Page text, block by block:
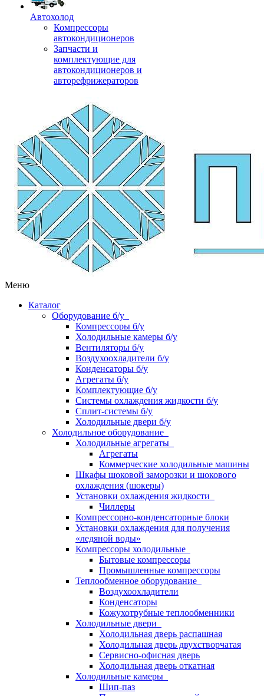
Автохолод
Компрессоры
автокондиционеров
Запчасти и
комплектующие для
автокондиционеров и
авторефрижераторов
Меню
Каталог
Оборудование б/у
Компрессоры б/у
Холодильные камеры б/у
Вентиляторы б/у
Воздухоохладители б/у
Конденсаторы б/у
Агрегаты б/у
Комплектующие б/у
Системы охлаждения жидкости б/у
Сплит-системы б/у
Холодильные двери б/у
Холодильное оборудование
Холодильные агрегаты
Агрегаты
Коммерческие холодильные машины
Шкафы шоковой заморозки и шокового
охлаждения (шокеры)
Установки охлаждения жидкости
Чиллеры
Компрессорно-конденсаторные блоки
Установки охлаждения для получения
«ледяной воды»
Компрессоры холодильные
Бытовые компрессоры
Промышленные компрессоры
Теплообменное оборудование
Воздухоохладители
Конденсаторы
Кожухотрубные теплообменники
Холодильные двери
Холодильная дверь распашная
Холодильная дверь двухстворчатая
Сервисно-офисная дверь
Холодильная дверь откатная
Холодильные камеры
Шип-паз